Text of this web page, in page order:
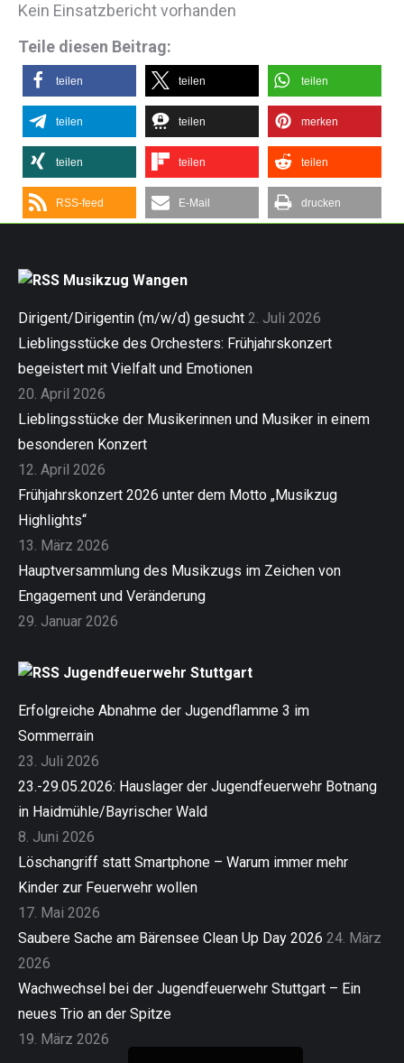
Kein Einsatzbericht vorhanden
Teile diesen Beitrag:
teilen teilen teilen
teilen teilen merken
teilen teilen teilen
RSS-feed E-Mail drucken
Musikzug Wangen
Dirigent/Dirigentin (m/w/d) gesucht 2. Juli 2026
Lieblingsstücke des Orchesters: Frühjahrskonzert
begeistert mit Vielfalt und Emotionen
20. April 2026
Lieblingsstücke der Musikerinnen und Musiker in einem
besonderen Konzert
12. April 2026
Frühjahrskonzert 2026 unter dem Motto „Musikzug
Highlights“
13. März 2026
Hauptversammlung des Musikzugs im Zeichen von
Engagement und Veränderung
29. Januar 2026
Jugendfeuerwehr Stuttgart
Erfolgreiche Abnahme der Jugendflamme 3 im
Sommerrain
23. Juli 2026
23.-29.05.2026: Hauslager der Jugendfeuerwehr Botnang
in Haidmühle/Bayrischer Wald
8. Juni 2026
Löschangriff statt Smartphone – Warum immer mehr
Kinder zur Feuerwehr wollen
17. Mai 2026
Saubere Sache am Bärensee Clean Up Day 2026 24. März
2026
Wachwechsel bei der Jugendfeuerwehr Stuttgart – Ein
neues Trio an der Spitze
19. März 2026